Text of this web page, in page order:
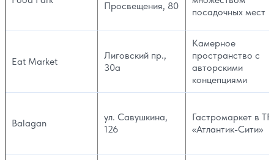
Просвещения, 80
посадочных мест
Eat Market
Лиговский пр.,
30а
Камерное
пространство с
авторскими
концепциями
Balagan
ул. Савушкина,
126
Гастромаркет в
«‎Атлантик-Сити»